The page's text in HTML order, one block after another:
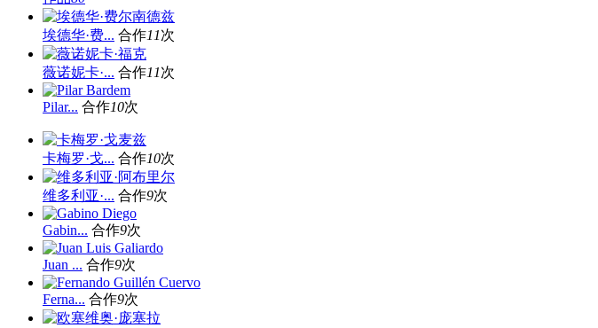
埃德华·费... 合作11次
薇诺妮卡·... 合作11次
Pilar... 合作10次
卡梅罗·戈... 合作10次
维多利亚·... 合作9次
Gabin... 合作9次
Juan ... 合作9次
Ferna... 合作9次